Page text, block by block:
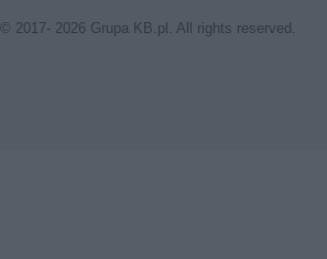
© 2017- 2026 Grupa KB.pl. All rights reserved.